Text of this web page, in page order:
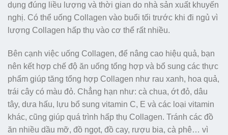
dụng đúng liều lượng và thời gian do nhà sản xuất khuyến
nghị. Có thể uống Collagen vào buổi tối trước khi đi ngủ vì
lượng Collagen hấp thụ vào cơ thể rất nhiều.
Bên cạnh việc uống Collagen, để nâng cao hiệu quả, bạn
nên kết hợp chế độ ăn uống tổng hợp và bổ sung các thực
phẩm giúp tăng tổng hợp Collagen như rau xanh, hoa quả,
trái cây có màu đỏ. Chẳng hạn như: cà chua, ớt đỏ, dâu
tây, dưa hấu, lựu bổ sung vitamin C, E và các loại vitamin
khác, cũng giúp quá trình hấp thụ Collagen. Tránh các đồ
ăn nhiều dầu mỡ, đồ ngọt, đồ cay, rượu bia, cà phê… vì